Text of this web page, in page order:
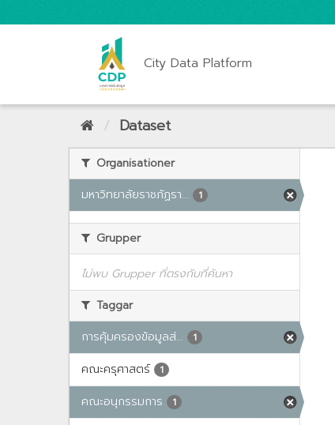
City Data Platform
Dataset
Organisationer
มหาวิทยาลัยราชภัฏรา...
1
Grupper
ไม่พบ Grupper ที่ตรงกับที่ค้นหา
Taggar
การคุ้มครองข้อมูลส่...
1
คณะครุศาสตร์ 1
คณะอนุกรรมการ 1